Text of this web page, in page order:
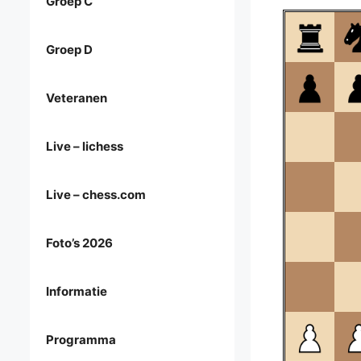
Groep D
Veteranen
Live – lichess
Live – chess.com
Foto’s 2026
Informatie
Programma